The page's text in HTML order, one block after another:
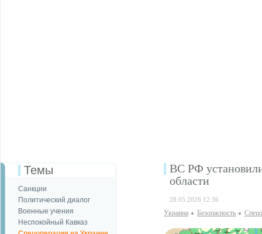
Темы
Санкции
Политический диалог
Военные учения
Неспокойный Кавказ
ВС РФ
области
28.05.2026 12:36
Украина Безопаcность